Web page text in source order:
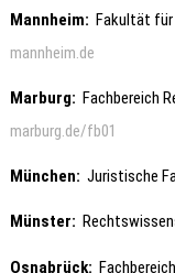
Mannheim:Fakultät
mannheim.de
Marburg:Fachbereich
marburg.de/fb01
München:Juristische
Münster:
Osnabrück: